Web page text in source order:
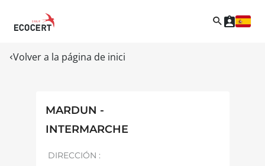
Volver a la página de inici
MARDUN -
INTERMARCHE
DIRECCIÓN :